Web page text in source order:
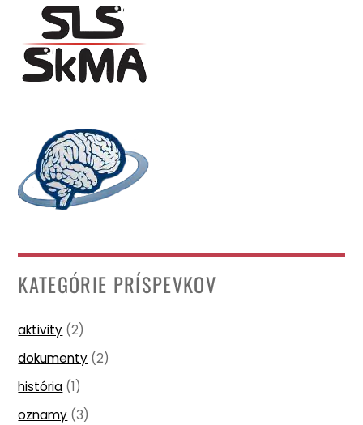
KATEGÓRIE PRÍSPEVKOV
aktivity (2)
dokumenty (2)
história (1)
oznamy (3)